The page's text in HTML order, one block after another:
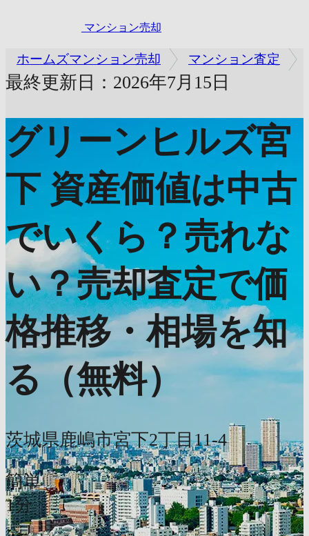
マンション売却
ホームズマンション売却 マンション査定
最終更新日：2026年7月15日
グリーンヒルズ宮
下 資産価値は中古
でいくら？売れな
い？売却査定で価
格推移・相場を知
る（無料）
茨城県鹿嶋市宮下2丁目11-4
簡単
1分